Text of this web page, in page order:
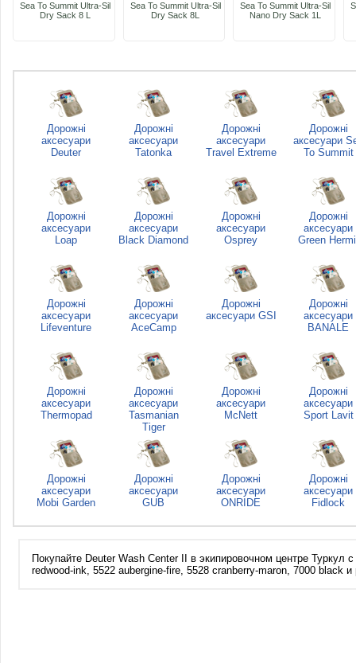
Sea To Summit Ultra-Sil
Dry Sack 8 L
Sea To Summit Ultra-Sil
Dry Sack 8L
Sea To Summit Ultra-Sil
Nano Dry Sack 1L
Дорожні
аксесуари
Deuter
Дорожні
аксесуари
Tatonka
Дорожні
аксесуари
Travel Extreme
Дорожні
аксесуари
To Summit
Дорожні
аксесуари
Loap
Дорожні
аксесуари
Black Diamond
Дорожні
аксесуари
Osprey
Дорожні
аксесуари
Green
Дорожні
аксесуари
Lifeventure
Дорожні
аксесуари
AceCamp
Дорожні
аксесуари GSI
Дорожні
аксесуари
BANALE
Дорожні
аксесуари
Thermopad
Дорожні
аксесуари
Tasmanian
Tiger
Дорожні
аксесуари
McNett
Дорожні
аксесуари
Sport Lavit
Дорожні
аксесуари
Mobi Garden
Дорожні
аксесуари
GUB
Дорожні
аксесуари
ONRIDE
Дорожні
аксесуари
Fidlock
Покупайте Deuter Wash Center II в экипировочном центре
redwood-ink, 5522 aubergine-fire, 5528 cranberry-maron, 7000 black